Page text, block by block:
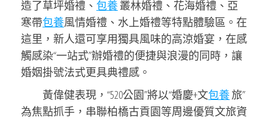
造了草坪婚禮、 包養叢林婚禮、花海婚禮、亞
寒帶包養風情婚禮、水上婚禮等特點體驗區。在
這里，新人還可享用獨具風味的高涼婚宴，在感
觸感染“一站式”辦婚禮的便捷與浪漫的同時，讓
婚姻掛號法式更具典禮感。
黃偉健表現，“520公園”將以“婚慶+文包養旅”
為焦點抓手，串聯柏橋古貢園等周邊優質文旅資